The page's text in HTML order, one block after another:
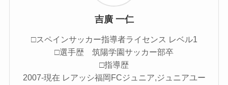
吉廣 一仁
□スペインサッカー指導者ライセンス レベル1
□選手歴 筑陽学園サッカー部卒
□指導歴
2007-現在 レアッシ福岡FCジュニア,ジュニアユー